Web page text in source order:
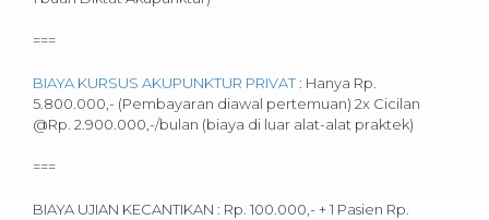
===
BIAYA KURSUS AKUPUNKTUR PRIVAT: Hanya Rp.
5.800.000,- (Pembayaran diawal pertemuan) 2x Cicilan
@Rp. 2.900.000,-/bulan (biaya di luar alat-alat praktek)
===
BIAYA UJIAN KECANTIKAN : Rp. 100.000,- + 1 Pasien Rp.